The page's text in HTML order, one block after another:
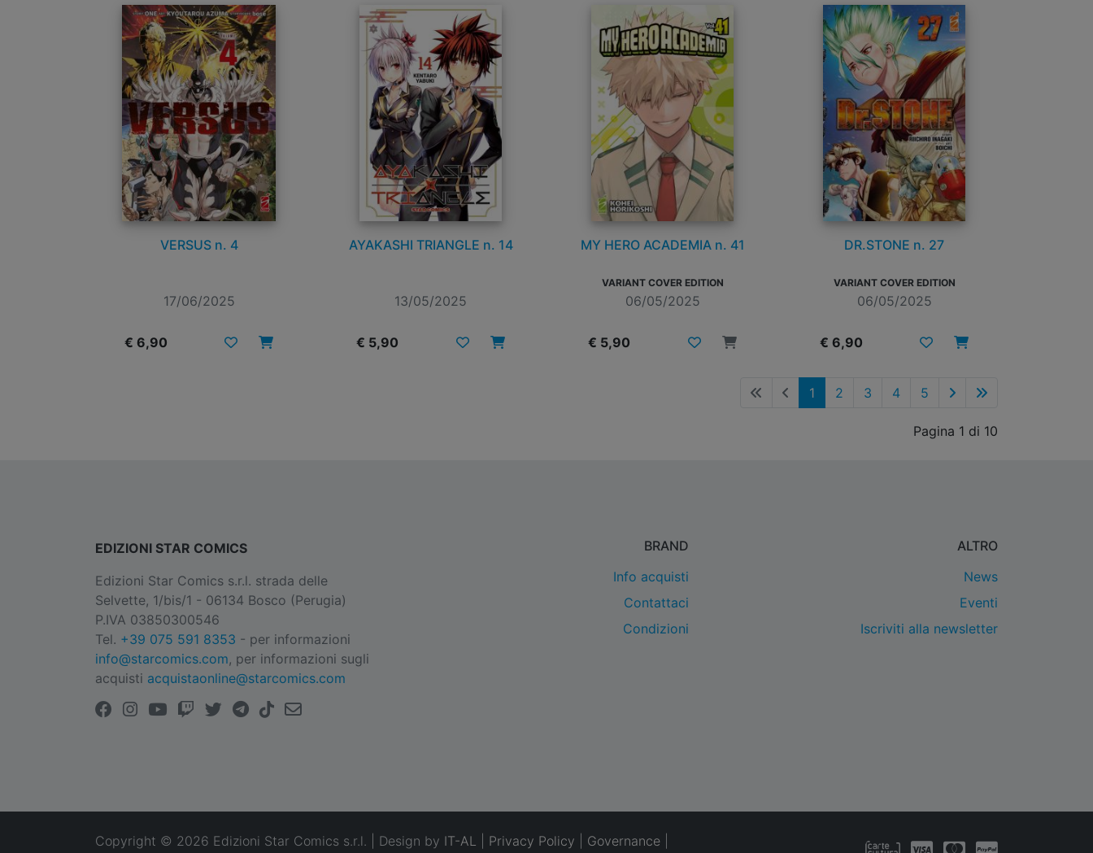
VERSUS n. 4
17/06/2025
€ 6,90
AYAKASHI TRIANGLE n. 14
13/05/2025
€ 5,90
MY HERO ACADEMIA n. 41
VARIANT COVER EDITION
06/05/2025
€ 5,90
DR.STONE n. 27
VARIANT COVER EDITION
06/05/2025
€ 6,90
1 2 3 4 5
Pagina 1 di 10
EDIZIONI STAR COMICS
Edizioni Star Comics s.r.l. strada delle
Selvette, 1/bis/1 - 06134 Bosco (Perugia)
P.IVA 03850300546
Tel. +39 075 591 8353 - per informazioni
info@starcomics.com, per informazioni sugli
acquisti acquistaonline@starcomics.com
BRAND
Info acquisti
Contattaci
Condizioni
ALTRO
News
Eventi
Iscriviti alla newsletter
Copyright © 2026 Edizioni Star Comics s.r.l. | Design by IT-AL Privacy Policy Governance